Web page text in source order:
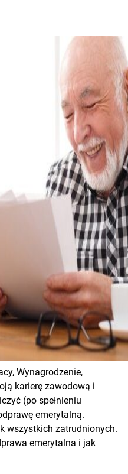
Wynagrodzenie,
karierę zawodową i
(po spełnieniu
emerytalną.
wszystkich zatrudnionych.
emerytalna i jak